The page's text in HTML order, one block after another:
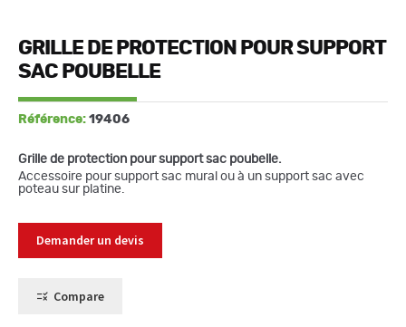
GRILLE DE PROTECTION POUR SUPPORT
SAC POUBELLE
Référence: 19406
Grille de protection pour support sac poubelle.
Accessoire pour support sac mural ou à un support sac avec
poteau sur platine.
Demander un devis
Compare